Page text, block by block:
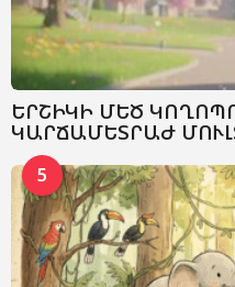
ԵՐՇԻԿԻ ՄԵԾ
ԿԱՐՃԱՄԵՏՐԱԺ
5